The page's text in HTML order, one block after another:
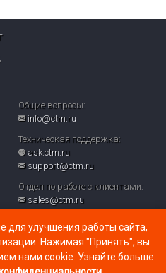
Общие вопросы:
info@ctm.ru
Техническая поддержка:
ask.ctm.ru
support@ctm.ru
Отдел по работе с клиентами:
sales@ctm.ru
данных и реализуемых
в ООО «СТМ» (PDF)
для улучшения работы сайта,
Нажимая "Принять", вы
нами cookie. Узнайте больше